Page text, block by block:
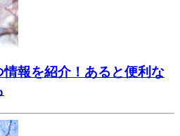
報を紹介！あると便利な